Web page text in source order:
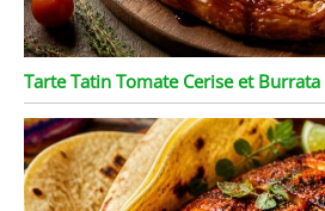
Tarte Tatin Tomate Cerise et